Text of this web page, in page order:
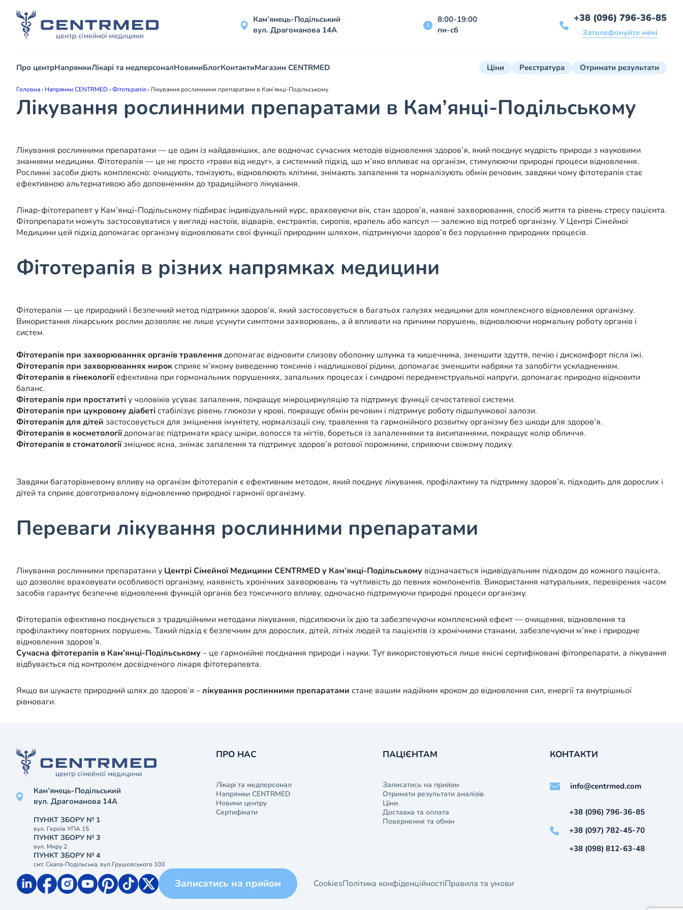
Кам’янець-Подільський
вул. Драгоманова 14А
8:00-19:00
пн-сб
+38 (096) 796-36-85
Зателефонуйте мені
Про центрНапрямкиЛікарі та медперсоналНовиниБлогКонтактиМагазин CENTRMED Ціни Реєстратура Отримати результати
Головна› Напрямки CENTRMED›Фітотерапія›Лікування рослинними препаратами в Кам’янці-Подільському
Лікування рослинними препаратами в Кам’янці-Подільському
Лікування рослинними препаратами — це один із найдавніших, але водночас сучасних методів відновлення здоров’я, який поєднує мудрість природи з науковими
знаннями медицини. Фітотерапія — це не просто «трави від недуг», а системний підхід, що м’яко впливає на організм, стимулюючи природні процеси відновлення.
Рослинні засоби діють комплексно: очищують, тонізують, відновлюють клітини, знімають запалення та нормалізують обмін речовин, завдяки чому фітотерапія стає
ефективною альтернативою або доповненням до традиційного лікування.
Лікар-фітотерапевт у Кам’янці-Подільському підбирає індивідуальний курс, враховуючи вік, стан здоров’я, наявні захворювання, спосіб життя та рівень стресу пацієнта.
Фітопрепарати можуть застосовуватися у вигляді настоїв, відварів, екстрактів, сиропів, крапель або капсул — залежно від потреб організму. У Центрі Сімейної
Медицини цей підхід допомагає організму відновлювати свої функції природним шляхом, підтримуючи здоров’я без порушення природних процесів.
Фітотерапія в різних напрямках медицини
Фітотерапія — це природний і безпечний метод підтримки здоров’я, який застосовується в багатьох галузях медицини для комплексного відновлення організму.
Використання лікарських рослин дозволяє не лише усунути симптоми захворювань, а й впливати на причини порушень, відновлюючи нормальну роботу органів і
систем.
Фітотерапія при захворюваннях органів травлення допомагає відновити слизову оболонку шлунка та кишечника, зменшити здуття, печію і дискомфорт після їжі.
Фітотерапія при захворюваннях нироксприяє м’якому виведенню токсинів і надлишкової рідини, допомагає зменшити набряки та запобігти ускладненням.
Фітотерапія в гінекологіїефективна при гормональних порушеннях, запальних процесах і синдромі передменструальної напруги, допомагає природно відновити
баланс.
Фітотерапія при простатитіу чоловіків усуває запалення, покращує мікроциркуляцію та підтримує функції сечостатевої системи.
Фітотерапія при цукровому діабетістабілізує рівень глюкози у крові, покращує обмін речовин і підтримує роботу підшлункової залози.
Фітотерапія для дітей застосовується для зміцнення імунітету, нормалізації сну, травлення та гармонійного розвитку організму без шкоди для здоров’я.
Фітотерапія в косметологіїдопомагає підтримати красу шкіри, волосся та нігтів, бореться із запаленнями та висипаннями, покращує колір обличчя.
Фітотерапія в стоматологіїзміцнює ясна, знімає запалення та підтримує здоров’я ротової порожнини, сприяючи свіжому подиху.
Завдяки багаторівневому впливу на організм фітотерапія є ефективним методом, який поєднує лікування, профілактику та підтримку здоров’я, підходить для дорослих і
дітей та сприяє довготривалому відновленню природної гармонії організму.
Переваги лікування рослинними препаратами
Лікування рослинними препаратами у Центрі Сімейної Медицини CENTRMEDу Кам’янці-Подільському відзначається індивідуальним підходом до кожного пацієнта,
що дозволяє враховувати особливості організму, наявність хронічних захворювань та чутливість до певних компонентів. Використання натуральних, перевірених часом
засобів гарантує безпечне відновлення функцій органів без токсичного впливу, одночасно підтримуючи природні процеси організму.
Фітотерапія ефективно поєднується з традиційними методами лікування, підсилюючи їх дію та забезпечуючи комплексний ефект — очищення, відновлення та
профілактику повторних порушень. Такий підхід є безпечним для дорослих, дітей, літніх людей та пацієнтів із хронічними станами, забезпечуючи м’яке і природне
відновлення здоров’я.
Сучасна фітотерапія в Кам’янці-Подільському – це гармонійне поєднання природи і науки. Тут використовуються лише якісні сертифіковані фітопрепарати, а лікування
відбувається під контролем досвідченого лікаря фітотерапевта.
Якщо ви шукаєте природний шлях до здоров’я –лікування рослинними препаратами стане вашим надійним кроком до відновлення сил, енергії та внутрішньої
рівноваги.
Кам’янець-Подільський
вул. Драгоманова 14А
ПУНКТ ЗБОРУ № 1
вул. Героїв УПА 15
ПУНКТ ЗБОРУ № 3
вул. Миру 2
ПУНКТ ЗБОРУ № 4
смт. Скала-Подільська, вул.Грушевського 103
ПРО НАС
Лікарі та медперсонал
Напрямки CENTRMED
Новини центру
Сертифікати
ПАЦІЄНТАМ
Записатись на прийом
Отримати результати аналізів
Ціни
Доставка та оплата
Повернення та обмін
КОНТАКТИ
info@centrmed.com
+38 (096) 796-36-85
+38 (097) 782-45-70
+38 (098) 812-63-48
Записатись на прийом CookiesПолітика конфіденційностіПравила та умови